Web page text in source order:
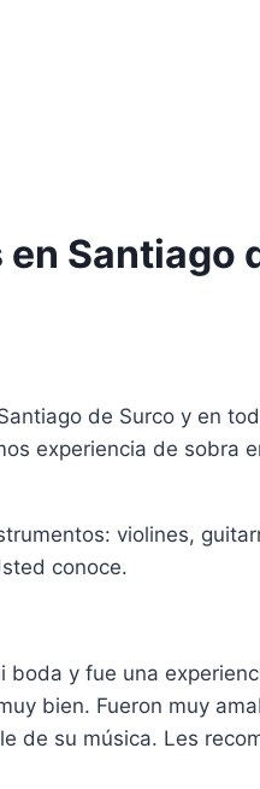
Santiago
de Surco y en
experiencia de sobra
violines,
conoce.
boda y fue una
bien. Fueron muy
de su música. Les